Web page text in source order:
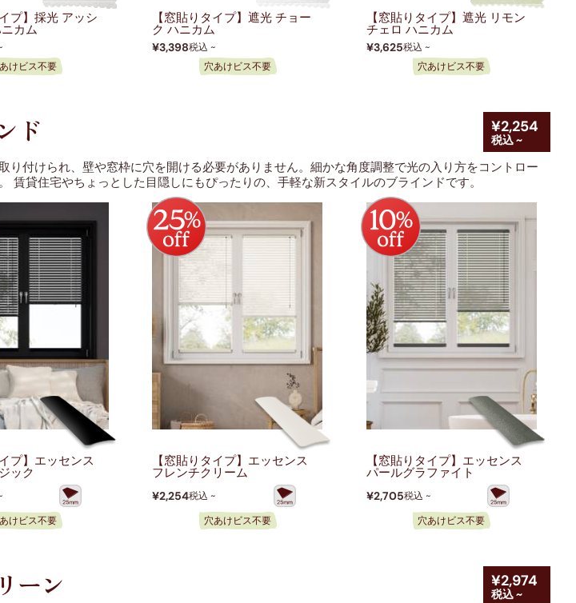
プ】採光 アッシ
カム
けビス不要
【窓貼りタイプ】遮光 チョー
ク ハニカム
¥3,398税込 ~
穴あけビス不要
【窓貼りタイプ】遮光 リモン
チェロ ハニカム
¥3,625税込 ~
穴あけビス不要
ド ¥2,254
税込 ~
り付けられ、壁や窓枠に穴を開ける必要がありません。細かな角度調整で光の入り方をコントロー
賃貸住宅やちょっとした目隠しにもぴったりの、手軽な新スタイルのブラインドです。
イプ】エッセンス
ック
けビス不要
【窓貼りタイプ】エッセンス
フレンチクリーム
¥2,254税込 ~
穴あけビス不要
【窓貼りタイプ】エッセンス
パールグラファイト
¥2,705税込 ~
穴あけビス不要
ーン ¥2,974
税込 ~